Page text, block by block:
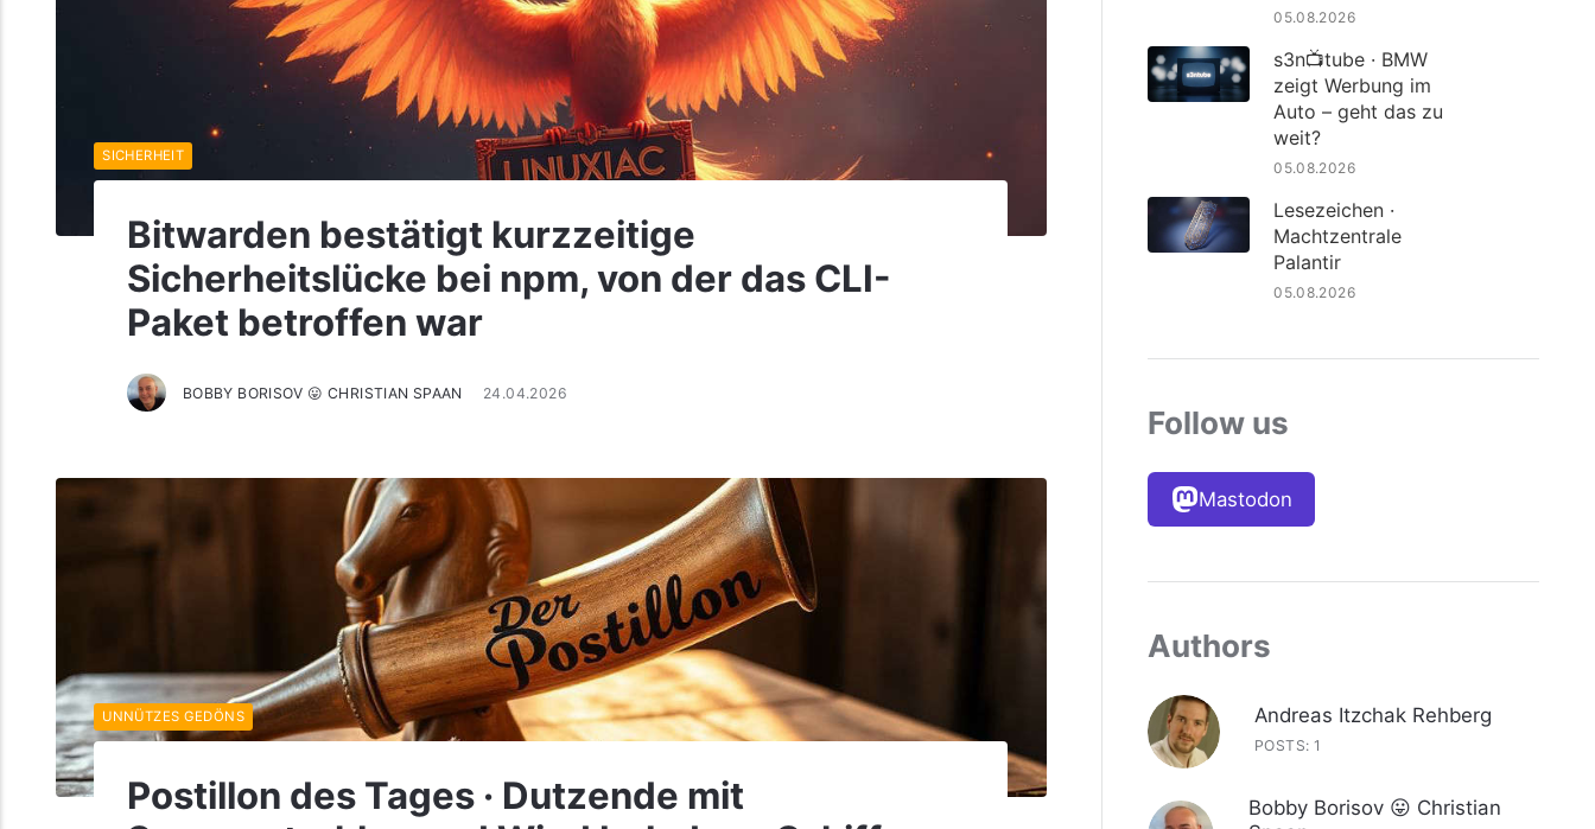
Bitwarden bestätigt kurzzeitige
Sicherheitslücke bei npm, von der das CLI-
Paket betroffen war
BOBBY BORISOV 😛 CHRISTIAN SPAAN 24.04.2026
SICHERHEIT
Postillon des Tages · Dutzende mit
UNNÜTZES GEDÖNS
05.08.2026
s3n📺tube · BMW
zeigt Werbung im
Auto – geht das zu
weit?
05.08.2026
Lesezeichen ·
Machtzentrale
Palantir
05.08.2026
Follow us
Mastodon
Authors
Andreas Itzchak Rehberg
POSTS: 1
Bobby Borisov 😛 Christian